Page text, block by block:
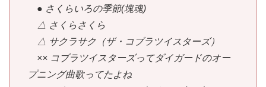
● さくらいろの季節(塊魂)
△ さくらさくら
△ サクラサク（ザ・コブラツイスターズ）
×× コブラツイスターズってダイガードのオー
プニング曲歌ってたよね